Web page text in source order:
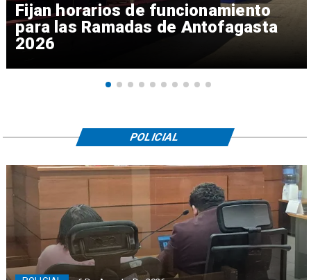
Fijan horarios de funcionamiento
para las Ramadas de Antofagasta
2026
POLICIAL